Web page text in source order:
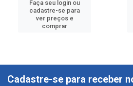
Faça seu login ou
cadastre-se para
ver preços e
comprar
Cadastre-se para receber